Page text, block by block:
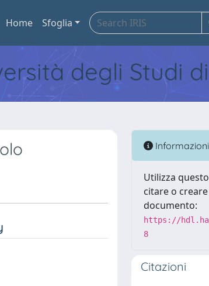
Home Sfoglia
degli Studi
Informazioni
Utilizza
citare o
documento:
https://
8
Citazioni